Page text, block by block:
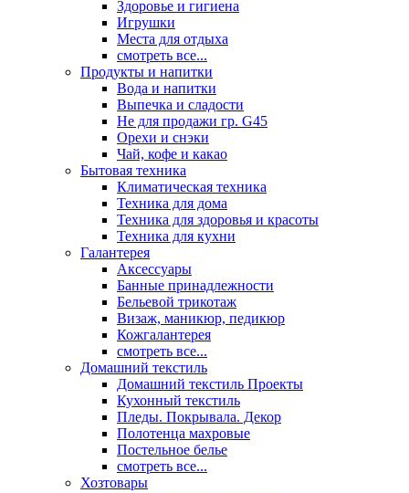
Здоровье и гигиена
Игрушки
Места для отдыха
смотреть все...
Продукты и напитки
Вода и напитки
Выпечка и сладости
Не для продажи гр. G45
Орехи и снэки
Чай, кофе и какао
Бытовая техника
Климатическая техника
Техника для дома
Техника для здоровья и красоты
Техника для кухни
Галантерея
Аксессуары
Банные принадлежности
Бельевой трикотаж
Визаж, маникюр, педикюр
Кожгалантерея
смотреть все...
Домашний текстиль
Домашний текстиль Проекты
Кухонный текстиль
Пледы. Покрывала. Декор
Полотенца махровые
Постельное белье
смотреть все...
Хозтовары